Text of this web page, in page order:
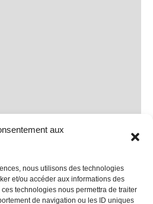
aux
nous utilisons des technologies
et/ou accéder aux informations des
technologies nous permettra de traiter
de navigation ou les ID uniques